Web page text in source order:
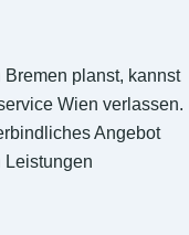
planst, kannst
Wien verlassen.
Angebot
Leistungen